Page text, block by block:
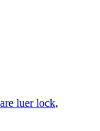
luer lock,